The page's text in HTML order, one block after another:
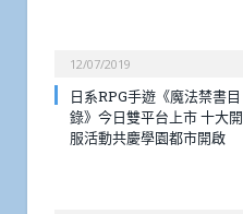
12/07/2019
日系RPG手遊《魔法禁書目
錄》今日雙平台上市 十大開
服活動共慶學園都市開啟